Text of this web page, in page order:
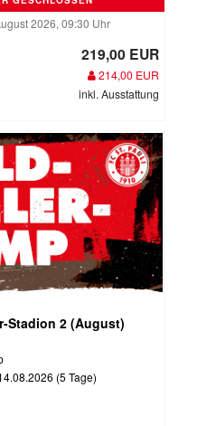
2026, 09:30 Uhr
219,00 EUR
214,00 EUR
inkl. Ausstattung
Stadion 2 (August)
(5 Tage)